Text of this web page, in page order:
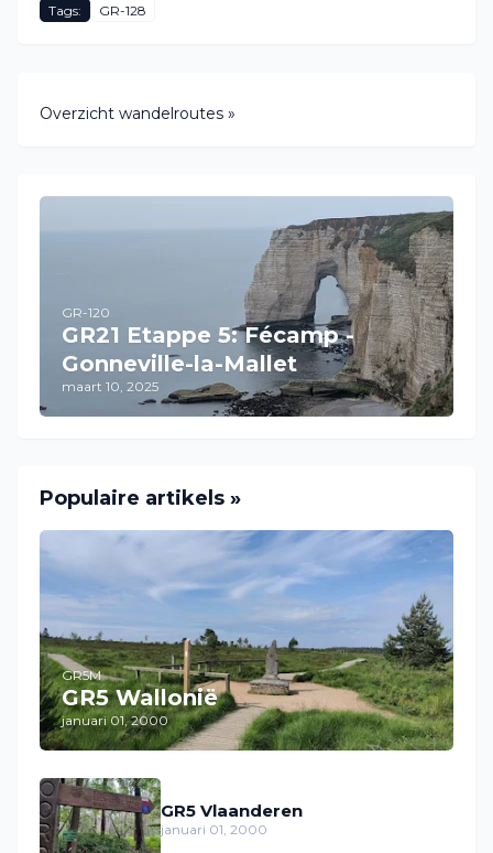
Tags: GR-128
Overzicht wandelroutes »
GR-120
GR21 Etappe 5: Fécamp -
Gonneville-la-Mallet
maart 10, 2025
Populaire artikels »
GR5M
GR5 Wallonië
januari 01, 2000
GR5 Vlaanderen
januari 01, 2000